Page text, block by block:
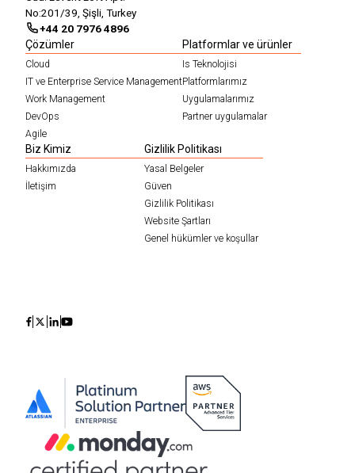
No:201/39, Şişli, Turkey
+44 20 7976 4896
Çözümler
Cloud
IT ve Enterprise Service Management
Work Management
DevOps
Agile
Platformlar ve ürünler
Is Teknolojisi
Platformlarımız
Uygulamalarımız
Partner uygulamalar
Biz Kimiz
Hakkımızda
İletişim
Gizlilik Politikası
Yasal Belgeler
Güven
Gizlilik Politikası
Website Şartları
Genel hükümler ve koşullar
IconIconIconIcon